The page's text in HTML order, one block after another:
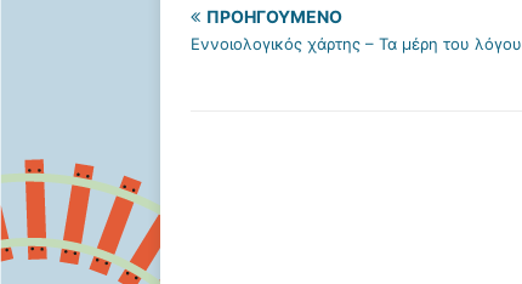
ΠΡΟΗΓΟΎΜΕΝΟ
Εννοιολογικός χάρτης – Τα μέρη του λόγου